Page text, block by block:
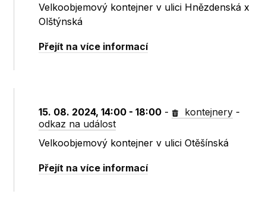
Velkoobjemový kontejner v ulici Hnězdenská x
Olštýnská
Přejít na více informací
15. 08. 2024, 14:00 - 18:00 - kontejnery -
odkaz na událost
Velkoobjemový kontejner v ulici Otěšínská
Přejít na více informací